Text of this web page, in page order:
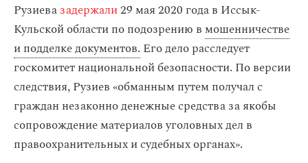
Рузиевазадержали29 мая 2020 года в Иссык-
Кульской области по подозрению в мошенничестве
и подделке документов. Его дело расследует
госкомитет национальной безопасности. По версии
следствия, Рузиев «обманным путем получал с
граждан незаконно денежные средства за якобы
сопровождение материалов уголовных дел в
правоохранительных и судебных органах».